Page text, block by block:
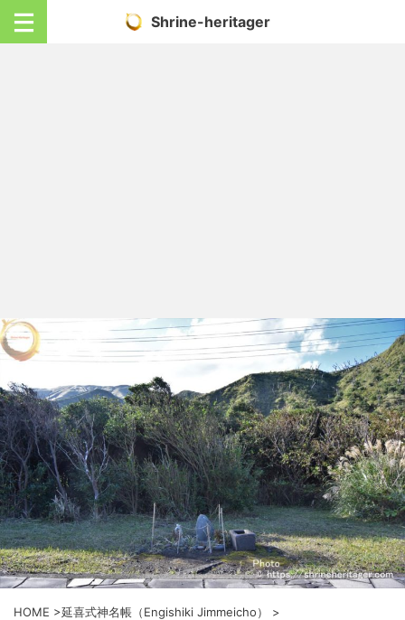
Shrine-heritager
HOME >延喜式神名帳（Engishiki Jimmeicho） >